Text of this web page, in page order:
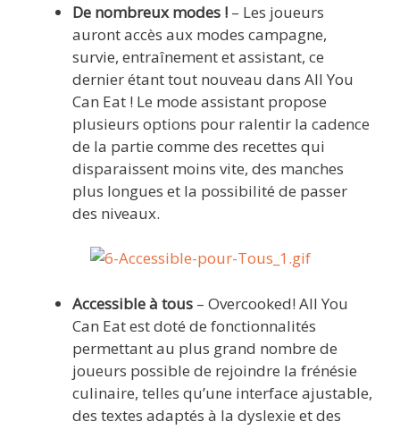
De nombreux modes ! – Les joueurs
auront accès aux modes campagne,
survie, entraînement et assistant, ce
dernier étant tout nouveau dans All You
Can Eat ! Le mode assistant propose
plusieurs options pour ralentir la cadence
de la partie comme des recettes qui
disparaissent moins vite, des manches
plus longues et la possibilité de passer
des niveaux.
Accessible à tous – Overcooked! All You
Can Eat est doté de fonctionnalités
permettant au plus grand nombre de
joueurs possible de rejoindre la frénésie
culinaire, telles qu’une interface ajustable,
des textes adaptés à la dyslexie et des